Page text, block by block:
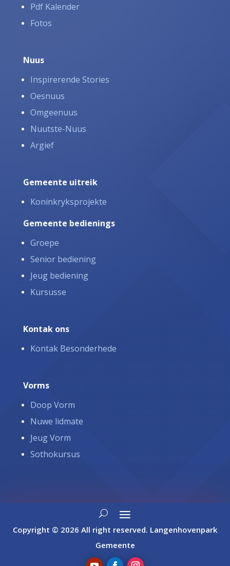
Pdf Kalender
Fotos
Nuus
Inspirerende Stories
Oesnuus
Omgeenuus
Nuutste-Nuus
Argief
Gemeente uitreik
Koninkryksprojekte
Gemeente bedienings
Groepe
Senior bediening
Jeug bediening
Kursusse
Kontak ons
Kontak Besonderhede
Vorms
Doop Vorm
Nuwe lidmate
Jeug Vorm
Sothokursus
Copyright © 2026 All right reserved. Langenhovenpark
Gemeente